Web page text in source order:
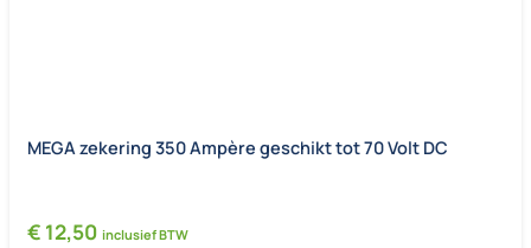
MEGA zekering 350 Ampère geschikt tot 70 Volt DC
€ 12,50 inclusief BTW